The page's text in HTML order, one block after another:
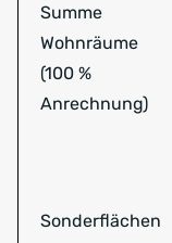
Summe
Wohnräume
(100 %
Anrechnung)
Sonderflächen